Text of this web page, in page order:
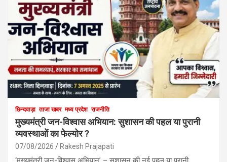
छिन्दवाड़ा ताजा खबर मध्य प्रदेश राजनीति
मुख्यमंत्री जन-विश्वास अभियान: सुशासन की पहल या पुरानी
व्यवस्थाओं का फेल्योर ?
07/08/2026 Rakesh Prajapati